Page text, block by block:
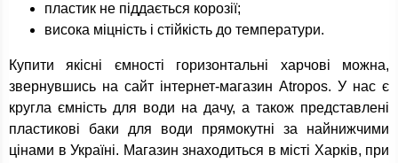
пластик не піддається корозії;
висока міцність і стійкість до температури.
Купити якісні ємності горизонтальні харчові можна,
звернувшись на сайт інтернет-магазин Atropos. У нас є
кругла ємність для води на дачу, а також представлені
пластикові баки для води прямокутні за найнижчими
цінами в Україні. Магазин знаходиться в місті Харків, при